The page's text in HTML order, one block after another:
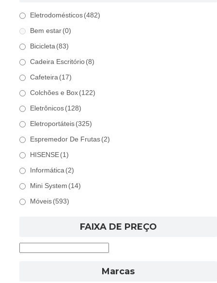
Eletrodomésticos (482)
Bem estar (0)
Bicicleta (83)
Cadeira Escritório (8)
Cafeteira (17)
Colchões e Box (122)
Eletrônicos (128)
Eletroportáteis (325)
Espremedor De Frutas (2)
HISENSE (1)
Informática (2)
Mini System (14)
Móveis (593)
FAIXA DE PREÇO
Marcas